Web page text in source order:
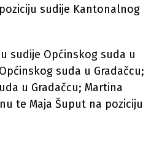
sudije Kantonalnog
sudije Općinskog suda u
suda u Gradačcu;
u Gradačcu; Martina
te Maja Šuput na poziciju